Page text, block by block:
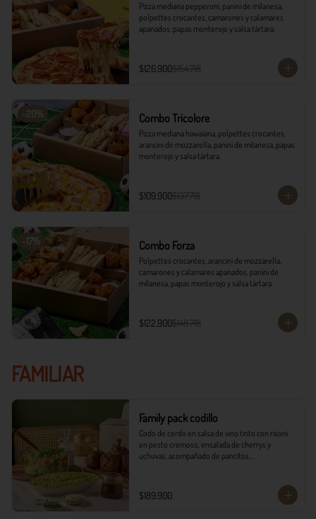
Pizza mediana pepperoni, panini de milanesa,
polpettes crocantes, camarones y calamares
apanados, papas monterojo y salsa tártara.
$126.900$154.718
-20% Combo Tricolore
Pizza mediana hawaiana, polpettes crocantes,
arancini de mozzarella, panini de milanesa, papas
monterojo y salsa tártara.
$109.900$137.718
-17% Combo Forza
Polpettes crocantes, arancini de mozzarella,
camarones y calamares apanados, panini de
milanesa, papas monterojo y salsa tártara.
$122.900$148.718
FAMILIAR
Family pack codillo
Codo de cerdo en salsa de vino tinto con risoni
en pesto cremoso, ensalada de cherrys y
uchuvas, acompañado de pancitos.​​
- Risoni (Cantidad ideal para 4 personas)​
- Pancitos​
$189.900